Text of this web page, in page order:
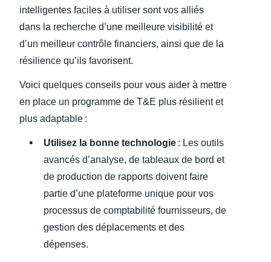
intelligentes faciles à utiliser sont vos alliés
dans la recherche d’une meilleure visibilité et
d’un meilleur contrôle financiers, ainsi que de la
résilience qu’ils favorisent.
Voici quelques conseils pour vous aider à mettre
en place un programme de T&E plus résilient et
plus adaptable :
Utilisez la bonne technologie : Les outils
avancés d’analyse, de tableaux de bord et
de production de rapports doivent faire
partie d’une plateforme unique pour vos
processus de comptabilité fournisseurs, de
gestion des déplacements et des
dépenses.